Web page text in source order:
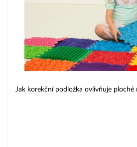
edukační karty a kostky
hračky pro rozvoj paměti a
Jak vybrat a objednat
dítěte?
Objednání hraček pro rozvoj dítěte na
Jak korekční podložka ovlivňuje ploché